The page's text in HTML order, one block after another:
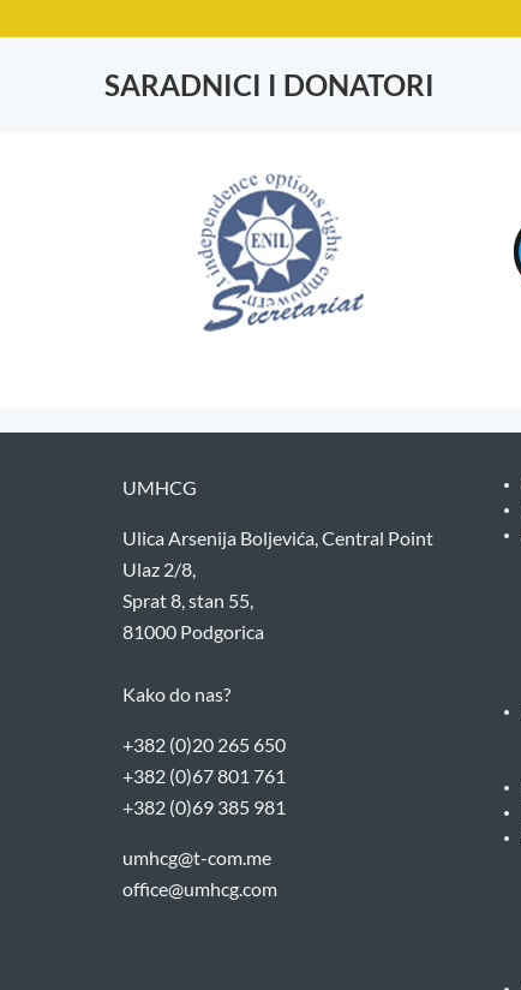
SARADNICI I DONATORI
UMHCG
Ulica Arsenija Boljevića, Central Point
Ulaz 2/8,
Sprat 8, stan 55,
81000 Podgorica
Kako do nas?
+382 (0)20 265 650
+382 (0)67 801 761
+382 (0)69 385 981
umhcg@t-com.me
office@umhcg.com